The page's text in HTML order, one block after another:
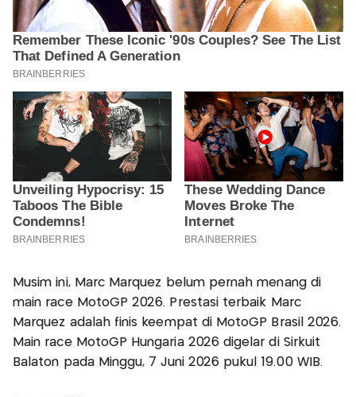
Musim ini, Marc Marquez belum pernah menang di
main race MotoGP 2026. Prestasi terbaik Marc
Marquez adalah finis keempat di MotoGP Brasil 2026.
Main race MotoGP Hungaria 2026 digelar di Sirkuit
Balaton pada Minggu, 7 Juni 2026 pukul 19.00 WIB.